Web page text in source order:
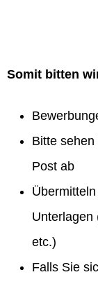
Somit bitten
Bitte
Post ab
Unterlagen
etc.)
Falls Sie